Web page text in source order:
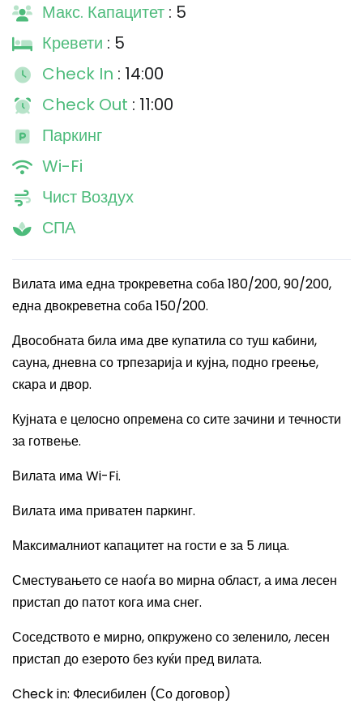
Макс. Капацитет : 5
Кревети : 5
Check In : 14:00
Check Out : 11:00
Паркинг
Wi-Fi
Чист Воздух
СПА
Вилата има една трокреветна соба 180/200, 90/200,
една двокреветна соба 150/200.
Двособната била има две купатила со туш кабини,
сауна, дневна со трпезарија и кујна, подно греење,
скара и двор.
Кујната е целосно опремена со сите зачини и течности
за готвење.
Вилата има Wi-Fi.
Вилата има приватен паркинг.
Максималниот капацитет на гости е за 5 лица.
Сместувањето се наоѓа во мирна област, а има лесен
пристап до патот кога има снег.
Соседството е мирно, опкружено со зеленило, лесен
пристап до езерото без куќи пред вилата.
Check in: Флесибилен (Со договор)